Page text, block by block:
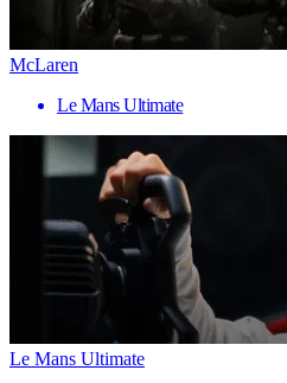
McLaren
Le Mans Ultimate
Le Mans Ultimate